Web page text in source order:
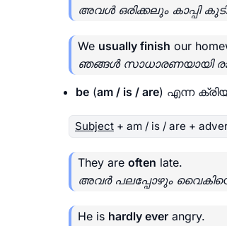
അവൾ ഒരിക്കലും കാപ്പി
We usually finish our
ഞങ്ങൾ സാധാരണയായി
be (am / is / are) എന്ന
Subject + am / is / are +
They are often late.
അവർ പലപ്പോഴും
He is hardly ever angry.